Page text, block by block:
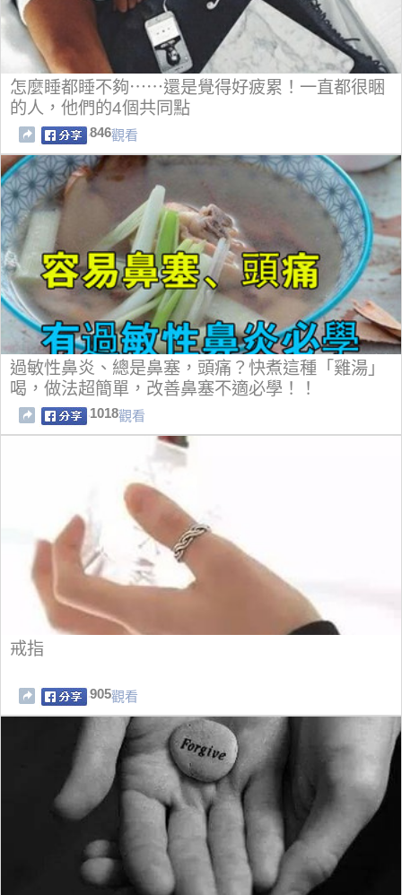
怎麼睡都睡不夠⋯⋯還是覺得好疲累！一直都很睏
的人，他們的4個共同點
846觀看
過敏性鼻炎、總是鼻塞，頭痛？快煮這種「雞湯」
喝，做法超簡單，改善鼻塞不適必學！！
1018觀看
戒指
905觀看